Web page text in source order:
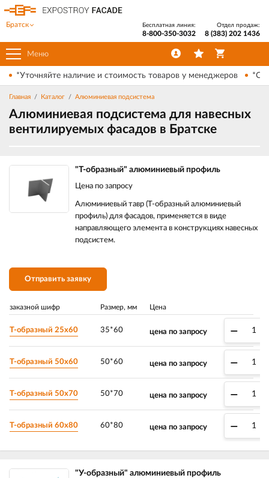
Меню
Братск Бесплатная линия:
8-800-350-3032
Отдел продаж:
8 (383) 202 1436
*Уточняйте наличие и стоимость товаров у менеджеров
Главная Каталог Алюминиевая подсистема
Алюминиевая подсистема для навесных
вентилируемых фасадов в Братске
"T-образный" алюминиевый профиль
Цена по запросу
Алюминиевый тавр (Т-образный алюминиевый
профиль) для фасадов, применяется в виде
направляющего элемента в конструкциях навесных
подсистем.
Отправить заявку
заказной шифр Размер, мм Цена
T-образный 25х60 35*60 цена по запросу –
T-образный 50х60 50*60 цена по запросу –
T-образный 50х70 50*70 цена по запросу –
T-образный 60х80 60*80 цена по запросу –
"У-образный" алюминиевый профиль